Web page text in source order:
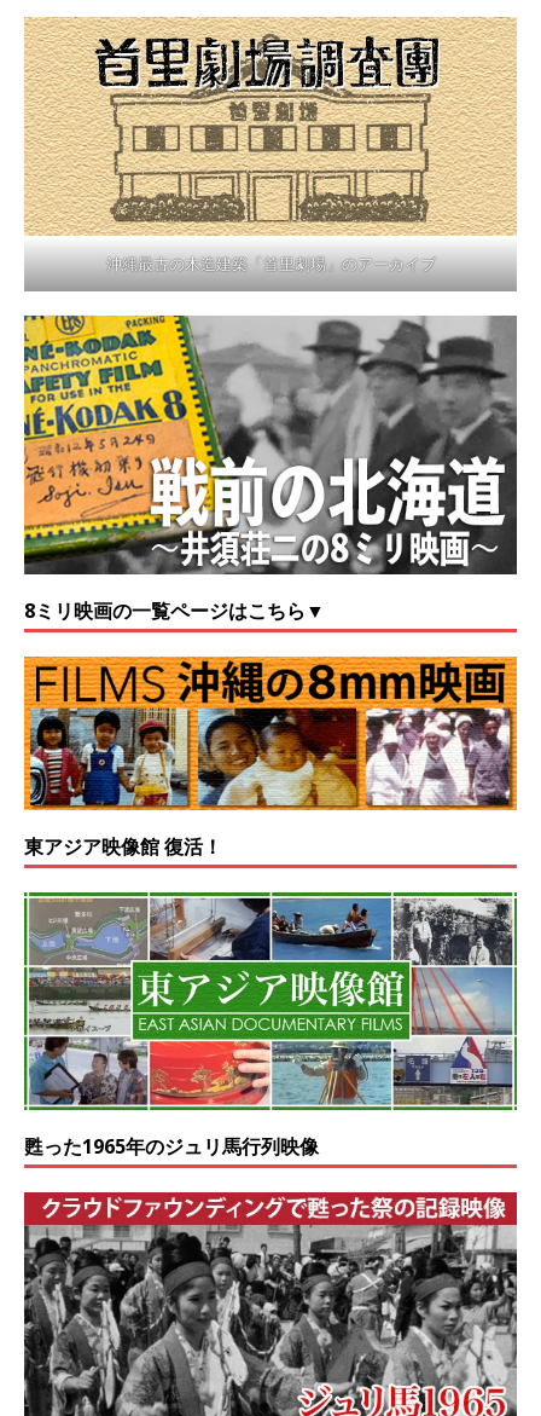
沖縄最古の木造建築「首里劇場」のアーカイブ
8ミリ映画の一覧ページはこちら▼
東アジア映像館 復活！
甦った1965年のジュリ馬行列映像